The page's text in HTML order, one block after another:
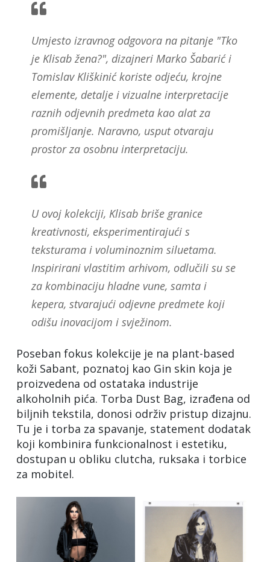
Umjesto izravnog odgovora na pitanje "Tko
je Klisab žena?", dizajneri Marko Šabarić i
Tomislav Kliškinić koriste odjeću, krojne
elemente, detalje i vizualne interpretacije
raznih odjevnih predmeta kao alat za
promišljanje. Naravno, usput otvaraju
prostor za osobnu interpretaciju.
U ovoj kolekciji, Klisab briše granice
kreativnosti, eksperimentirajući s
teksturama i voluminoznim siluetama.
Inspirirani vlastitim arhivom, odlučili su se
za kombinaciju hladne vune, samta i
kepera, stvarajući odjevne predmete koji
odišu inovacijom i svježinom.
Poseban fokus kolekcije je na plant-based
koži Sabant, poznatoj kao Gin skin koja je
proizvedena od ostataka industrije
alkoholnih pića. Torba Dust Bag, izrađena od
biljnih tekstila, donosi održiv pristup dizajnu.
Tu je i torba za spavanje, statement dodatak
koji kombinira funkcionalnost i estetiku,
dostupan u obliku clutcha, ruksaka i torbice
za mobitel.